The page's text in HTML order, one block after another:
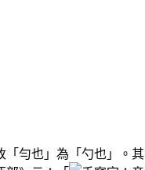
「勻也」為「勺也」。其